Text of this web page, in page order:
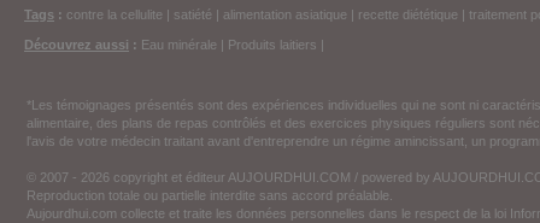
Tags : contre la cellulite | satiété | alimentation asiatique | recette diététique | traitement
Découvrez aussi : Eau minérale | Produits laitiers |
*Les témoignages présentés sont des expériences individuelles qui ne sont ni
alimentaire, des plans de repas contrôlés et des exercices physiques réguliers sont
l'avis de votre médecin traitant avant d'entreprendre un régime amincissant, un
© 2007 - 2026 copyright et éditeur AUJOURDHUI.COM / powered by
Reproduction totale ou partielle interdite sans accord préalable.
Aujourdhui.com collecte et traite les données personnelles dans le respect de la loi